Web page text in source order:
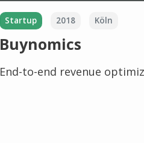
Startup 2018 Köln
Buynomics
End-to-end revenue